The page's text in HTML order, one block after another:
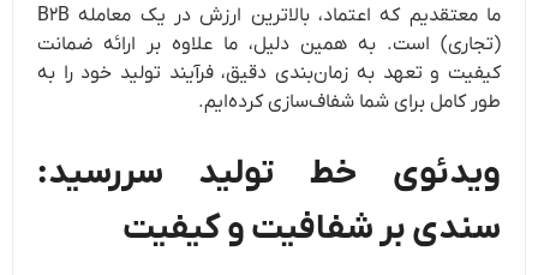
ما معتقدیم که اعتماد، بالاترین ارزش در یک معامله B2B
(تجاری) است. به همین دلیل، ما علاوه بر ارائه ضمانت
کیفیت و تعهد به زمان‌بندی دقیق، فرآیند تولید خود را به
طور کامل برای شما شفاف‌سازی کرده‌ایم.
ویدئوی خط تولید سررسید:
سندی بر شفافیت و کیفیت